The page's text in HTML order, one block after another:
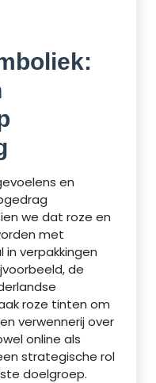
en
we dat roze en
met
in verpakkingen
de
roze tinten om
verwennerij over
online als
strategische rol
doelgroep.